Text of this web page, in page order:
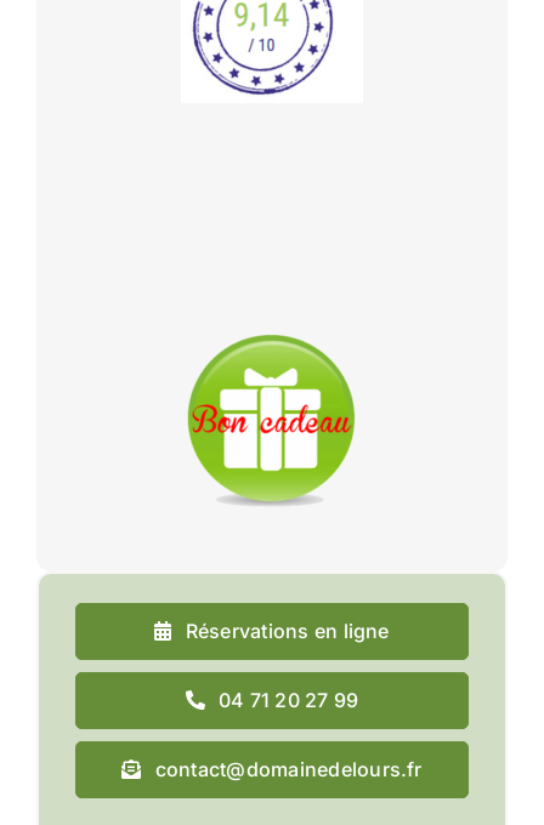
Réservations en ligne
04 71 20 27 99
contact@domainedelours.fr